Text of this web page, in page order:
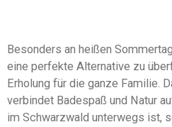
Besonders an heißen
eine perfekte Alternative zu
Erholung für die ganze Familie.
verbindet Badespaß und Natur
im Schwarzwald unterwegs ist,